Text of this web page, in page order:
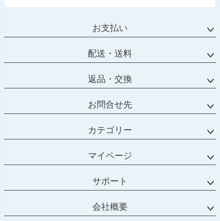
お支払い
配送・送料
返品・交換
お問合せ先
カテゴリー
マイページ
サポート
会社概要